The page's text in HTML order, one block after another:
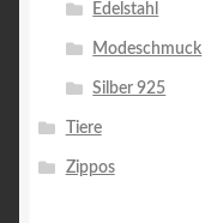
Edelstahl
Modeschmuck
Silber 925
Tiere
Zippos